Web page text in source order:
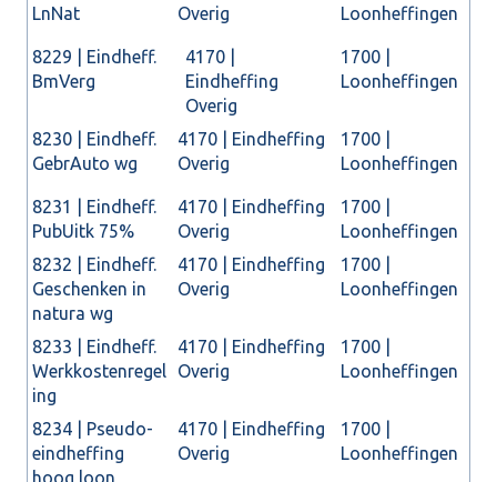
LnNat
Overig
Loonheffingen
8229 | Eindheff.
BmVerg
4170 |
Eindheffing
Overig
1700 |
Loonheffingen
8230 | Eindheff.
GebrAuto wg
4170 | Eindheffing
Overig
1700 |
Loonheffingen
8231 | Eindheff.
PubUitk 75%
4170 | Eindheffing
Overig
1700 |
Loonheffingen
8232 | Eindheff.
Geschenken in
natura wg
4170 | Eindheffing
Overig
1700 |
Loonheffingen
8233 | Eindheff.
Werkkostenregel
ing
4170 | Eindheffing
Overig
1700 |
Loonheffingen
8234 | Pseudo-
eindheffing
hoog loon
4170 | Eindheffing
Overig
1700 |
Loonheffingen